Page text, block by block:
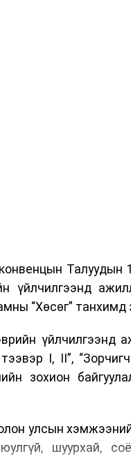
Талуудын
үйлчилгээнд
“Хөсөг” танхимд
үйлчилгээнд
I, II”,
зохион
улсын
шуурхай,